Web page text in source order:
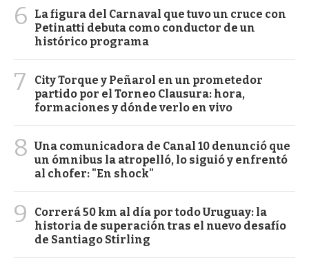
6
La figura del Carnaval que tuvo un cruce con
Petinatti debuta como conductor de un
histórico programa
7
City Torque y Peñarol en un prometedor
partido por el Torneo Clausura: hora,
formaciones y dónde verlo en vivo
8 Una comunicadora de Canal 10 denunció que
un ómnibus la atropelló, lo siguió y enfrentó
al chofer: "En shock"
9
Correrá 50 km al día por todo Uruguay: la
historia de superación tras el nuevo desafío
de Santiago Stirling